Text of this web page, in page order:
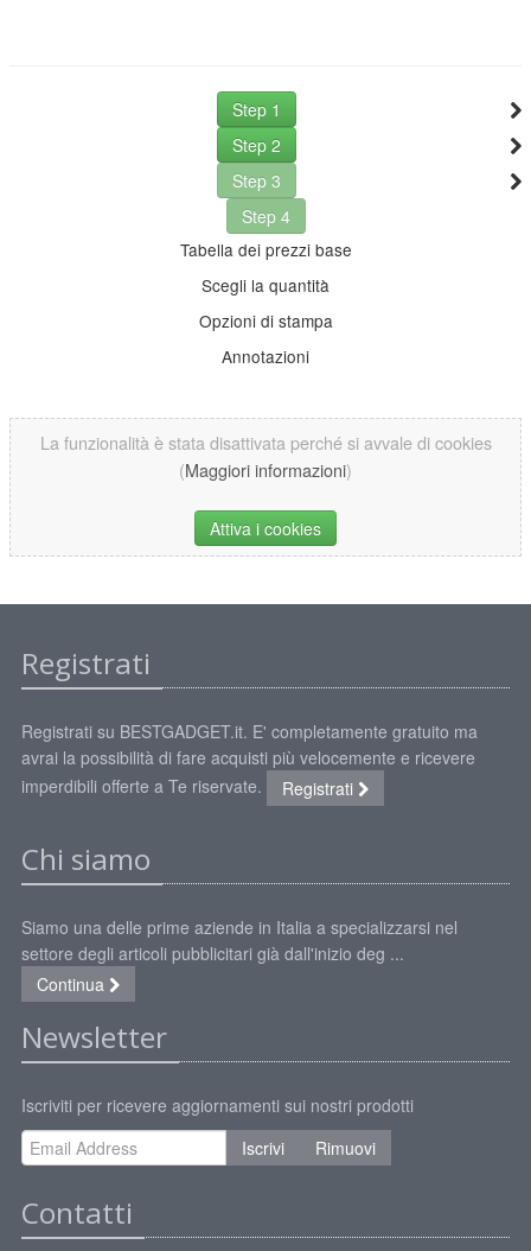
Step 1
Step 2
Step 3
Step 4
Tabella dei prezzi base
Scegli la quantità
Opzioni di stampa
Annotazioni
La funzionalità è stata disattivata perché si avvale di cookies
(Maggiori informazioni)
Attiva i cookies
Registrati
Registrati su BESTGADGET.it. E' completamente gratuito ma
avrai la possibilità di fare acquisti più velocemente e ricevere
imperdibili offerte a Te riservate.
Registrati
Chi siamo
Siamo una delle prime aziende in Italia a specializzarsi nel
settore degli articoli pubblicitari già dall'inizio deg ...
Continua
Newsletter
Iscriviti per ricevere aggiornamenti sui nostri prodotti
Iscrivi
Rimuovi
Contatti